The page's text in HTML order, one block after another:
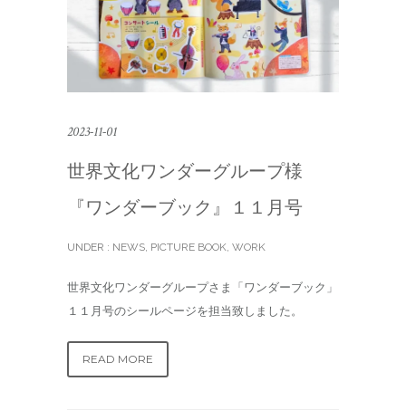
2023-11-01
世界文化ワンダーグループ様
『ワンダーブック』１１月号
UNDER : NEWS, PICTURE BOOK, WORK
世界文化ワンダーグループさま「ワンダーブック」
１１月号のシールページを担当致しました。
READ MORE